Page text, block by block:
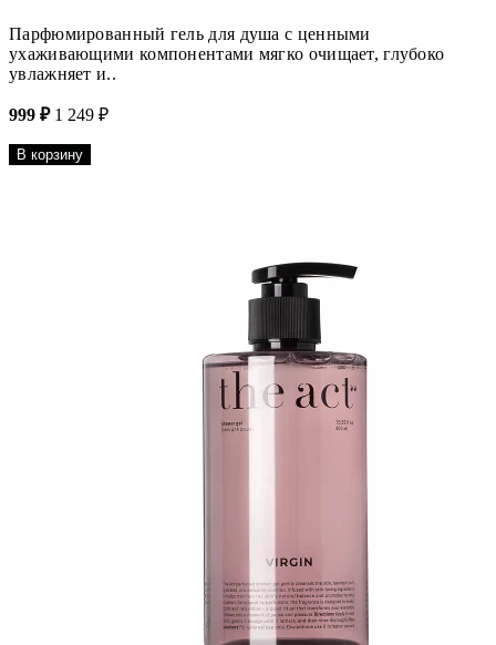
Парфюмированный гель для душа с ценными
ухаживающими компонентами мягко очищает, глубоко
увлажняет и..
999 ₽ 1 249 ₽
В корзину